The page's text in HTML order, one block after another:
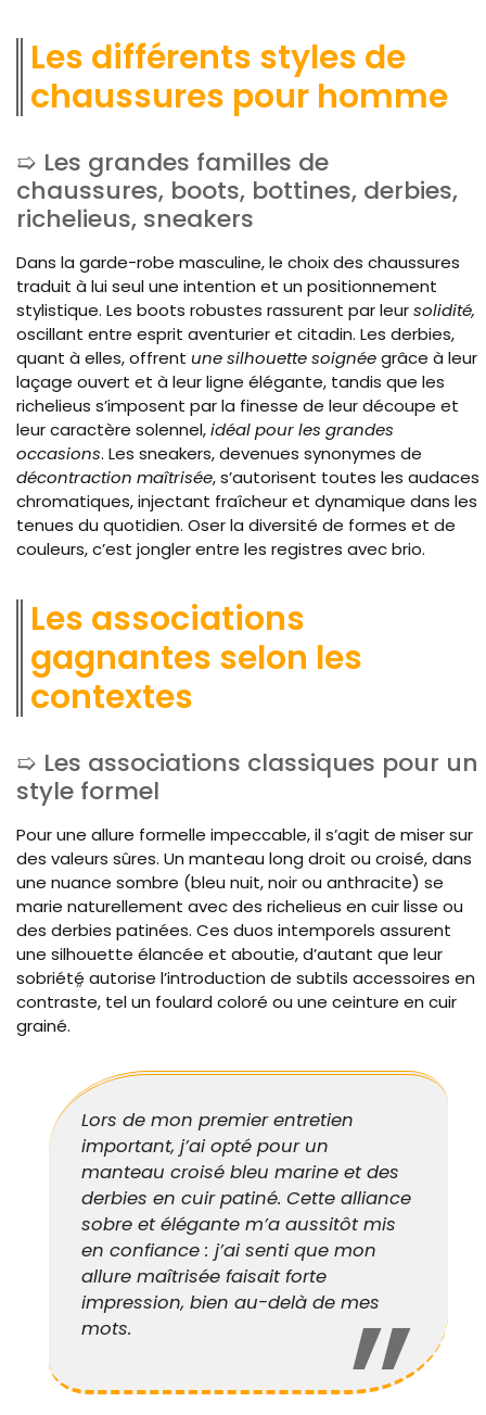
Les différents styles de
chaussures pour homme
Les grandes familles de
chaussures, boots, bottines, derbies,
richelieus, sneakers
Dans la garde-robe masculine, le choix des chaussures
traduit à lui seul une intention et un positionnement
stylistique. Les boots robustes rassurent par leursolidité,
oscillant entre esprit aventurier et citadin. Les derbies,
quant à elles, offrent une silhouette soignéegrâce à leur
laçage ouvert et à leur ligne élégante, tandis que les
richelieus s’imposent par la finesse de leur découpe et
leur caractère solennel,idéal pour les grandes
occasions. Les sneakers, devenues synonymes de
décontraction maîtrisée, s’autorisent toutes les audaces
chromatiques, injectant fraîcheur et dynamique dans les
tenues du quotidien. Oser la diversité de formes et de
couleurs, c’est jongler entre les registres avec brio.
Les associations
gagnantes selon les
contextes
Les associations classiques pour un
style formel
Pour une allure formelle impeccable, il s’agit de miser sur
des valeurs sûres. Un manteau long droit ou croisé, dans
une nuance sombre (bleu nuit, noir ou anthracite) se
marie naturellement avec des richelieus en cuir lisse ou
des derbies patinées. Ces duos intemporels assurent
une silhouette élancée et aboutie, d’autant que leur
sobriété autorise l’introduction de subtils accessoires en
contraste, tel un foulard coloré ou une ceinture en cuir
grainé.
Lors de mon premier entretien
important, j’ai opté pour un
manteau croisé bleu marine et des
derbies en cuir patiné. Cette alliance
sobre et élégante m’a aussitôt mis
en confiance : j’ai senti que mon
allure maîtrisée faisait forte
impression, bien au-delà de mes
mots.